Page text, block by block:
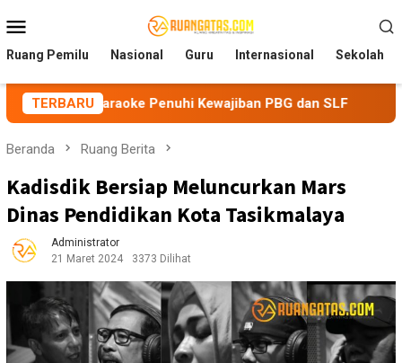
ke
kontenMobile
Ruang Pemilu Nasional Guru Internasional Sekolah
TERBARU
Penuhi Kewajiban PBG dan SLF BEM Nusantara
Beranda Ruang Berita
Kadisdik Bersiap Meluncurkan Mars
Dinas Pendidikan Kota Tasikmalaya
Administrator
21 Maret 2024
3373 Dilihat